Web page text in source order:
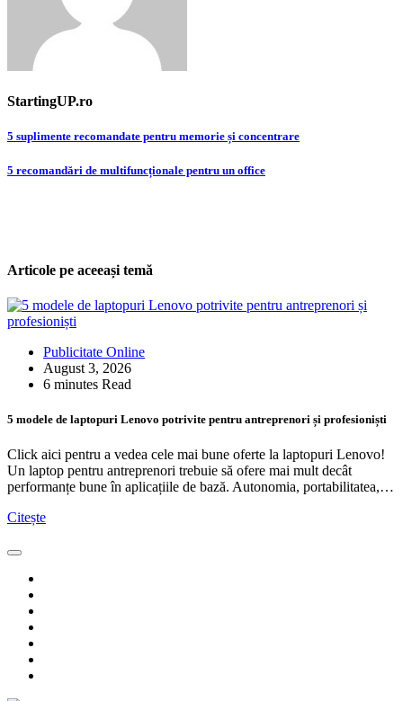
StartingUP.ro
Post
navigation
5 suplimente recomandate pentru memorie și concentrare
5 recomandări de multifuncționale pentru un office
Articole pe aceeași temă
Publicitate Online
August 3, 2026
6 minutes Read
5 modele de laptopuri Lenovo potrivite pentru antreprenori și profesioniști
Click aici pentru a vedea cele mai bune oferte la laptopuri Lenovo!
Un laptop pentru antreprenori trebuie să ofere mai mult decât
performanțe bune în aplicațiile de bază. Autonomia, portabilitatea,…
Citește